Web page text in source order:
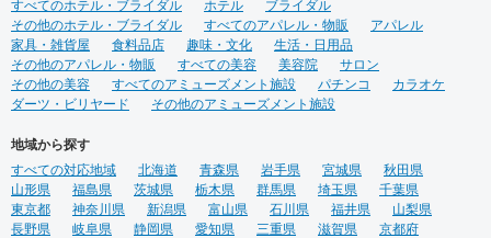
すべてのホテル・ブライダル
ホテル
ブライダル
その他のホテル・ブライダル
すべてのアパレル・物販
アパレル
家具・雑貨屋
食料品店 趣味・文化
生活・日用品
その他のアパレル・物販
すべての美容 美容院
サロン
その他の美容
すべてのアミューズメント施設 パチンコ
カラオケ
ダーツ・ビリヤード
その他のアミューズメント施設
地域から探す
すべての対応地域
北海道 青森県 岩手県 宮城県
秋田県
山形県
福島県 茨城県 栃木県 群馬県 埼玉県
千葉県
東京都
神奈川県 新潟県 富山県 石川県 福井県
山梨県
長野県
岐阜県 静岡県 愛知県 三重県 滋賀県
京都府